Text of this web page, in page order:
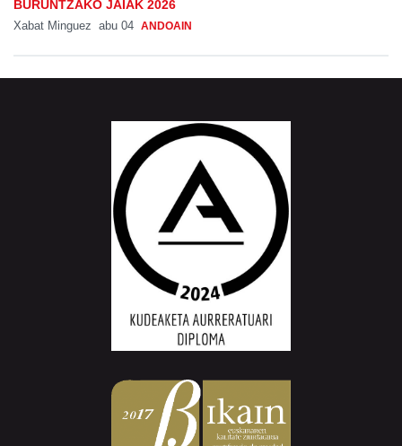
BURUNTZAKO JAIAK 2026
Xabat Minguez abu 04 ANDOAIN